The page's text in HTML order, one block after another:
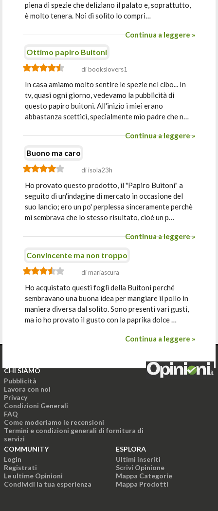
piena di spezie che deliziano il palato e, soprattutto,
è molto tenera. Noi di solito lo compri…
Continua a leggere »
Ottimo papiro Buitoni
di bookslovers1
In casa amiamo molto sentire le spezie nel cibo... In
tv, quasi ogni giorno, vedevamo la pubblicità di
questo papiro buitoni. All'inizio i miei erano
abbastanza scettici, specialmente mio padre che n…
Continua a leggere »
Buono ma caro
di isola23h
Ho provato questo prodotto, il "Papiro Buitoni" a
seguito di un'indagine di mercato in occasione del
suo lancio; ero un po' perplessa sinceramente perchè
mi sembrava che lo stesso risultato, cioè un p…
Continua a leggere »
Convincente ma non troppo
di mariascura
Ho acquistato questi fogli della Buitoni perché
sembravano una buona idea per mangiare il pollo in
maniera diversa dal solito. Sono presenti vari gusti,
ma io ho provato il gusto con la paprika dolce …
Continua a leggere »
CHI SIAMO
Pubblicità
Lavora con noi
Privacy
Condizioni Generali
FAQ
Come moderiamo le recensioni
Termini e condizioni generali di fornitura di
servizi
COMMUNITY
Login
Registrati
Le ultime Opinioni
Condividi la tua esperienza
ESPLORA
Ultimi inseriti
Scrivi Opinione
Mappa Categorie
Mappa Prodotti